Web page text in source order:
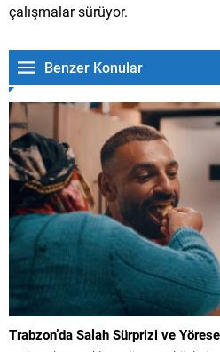
çalışmalar sürüyor.
Benzer Konular
Trabzon’da Salah Sürprizi ve